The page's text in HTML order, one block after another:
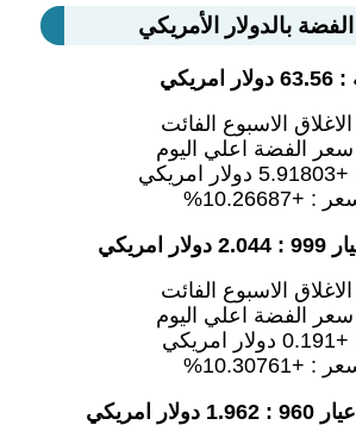
بالدولار الأمريكي
الاسبوع الفائت
سعر الفضة اعلي اليوم
الاسبوع الفائت
سعر الفضة اعلي اليوم
امريكي